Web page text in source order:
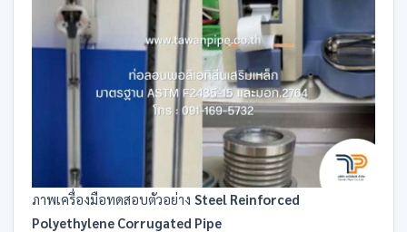
ภาพเครื่องมือทดสอบตัวอย่าง Steel Reinforced
Polyethylene Corrugated Pipe